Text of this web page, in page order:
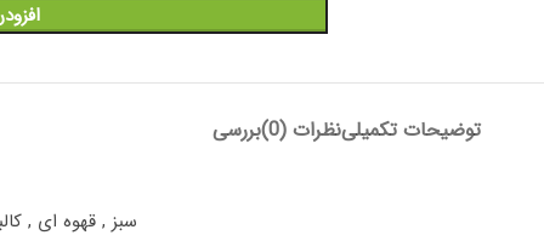
توضیحات تکمیلینظرات (0) بررسی
سبز , قهوه ای ,